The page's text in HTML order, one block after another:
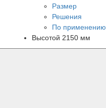
Размер
Решения
По применению
Высотой 2150 мм